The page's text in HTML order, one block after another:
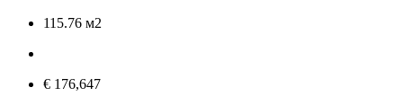
115.76 м2
€ 176,647